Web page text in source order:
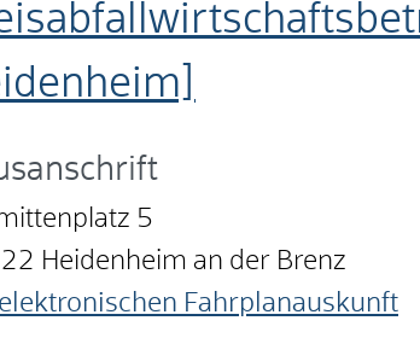
5
Heidenheim an der Brenz
Fahrplanauskunft